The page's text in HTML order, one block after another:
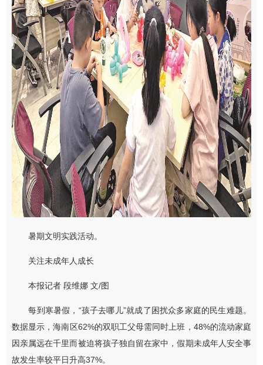
暑期文明实践活动。
关注未成年人成长
本报记者 段维娜 文/图
每到寒暑假，“孩子去哪儿”就成了困扰众多家庭的民生难题。
数据显示，海南区62%的双职工父母需同时上班，48%的流动家庭
因亲属远在千里而被迫将孩子独自留在家中，假期未成年人安全事
故发生率较平日升高37%。